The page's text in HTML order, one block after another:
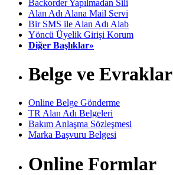
Backorder Yapılmadan Sili
Alan Adı Alana Mail Servi
Bir SMS ile Alan Adı Alab
Yöncü Üyelik Girişi Korum
Diğer Başlıklar»
Belge ve Evraklar
Online Belge Gönderme
TR Alan Adı Belgeleri
Bakım Anlaşma Sözleşmesi
Marka Başvuru Belgesi
Online Formlar